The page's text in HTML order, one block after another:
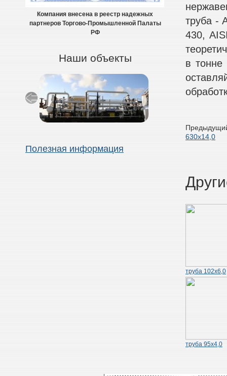
Компания внесена в реестр надежных
партнеров Торгово-Промышленной Палаты
РФ
Наши объекты
Полезная информация
труба -
430,
в
630х14,0
труба 102х6,0
труба 95х4,0